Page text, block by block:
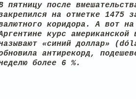
пятницу после
на отметке 1475
коридора. А вот
курс
«синий доллар»
антирекорд,
более 6 %.